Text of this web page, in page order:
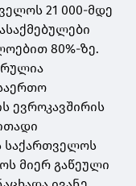
21 000-მდე
80%-ზე.
ევროკავშირის
საქართველოს
მიერ გაწეული